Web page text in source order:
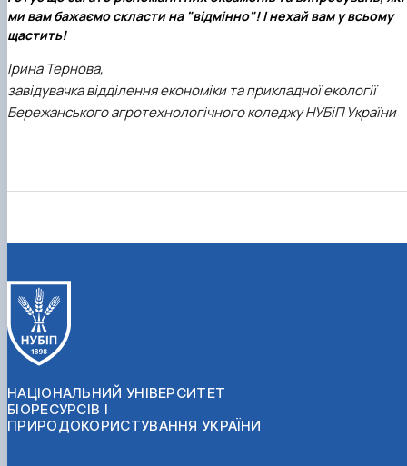
ми вам бажаємо скласти на "відмінно"! І нехай вам у всьому
щастить!
Ірина Тернова,
завідувачка відділення економіки та прикладної екології
Бережанського агротехнологічного коледжу НУБіП України
НАЦІОНАЛЬНИЙ УНІВЕРСИТЕТ
БІОРЕСУРСІВ І
ПРИРОДОКОРИСТУВАННЯ УКРАЇНИ